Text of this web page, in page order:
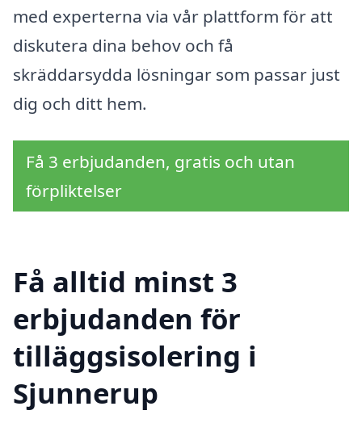
med experterna via vår plattform för att
diskutera dina behov och få
skräddarsydda lösningar som passar just
dig och ditt hem.
Få 3 erbjudanden, gratis och utan
förpliktelser
Få alltid minst 3
erbjudanden för
tilläggsisolering i
Sjunnerup